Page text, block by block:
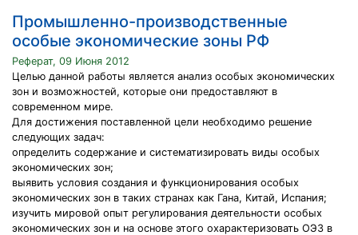
Промышленно-производственные
особые экономические зоны РФ
Реферат, 09 Июня 2012
Целью данной работы является анализ особых экономических
зон и возможностей, которые они предоставляют в
современном мире.
Для достижения поставленной цели необходимо решение
следующих задач:
определить содержание и систематизировать виды особых
экономических зон;
выявить условия создания и функционирования особых
экономических зон в таких странах как Гана, Китай, Испания;
изучить мировой опыт регулирования деятельности особых
экономических зон и на основе этого охарактеризовать ОЭЗ в